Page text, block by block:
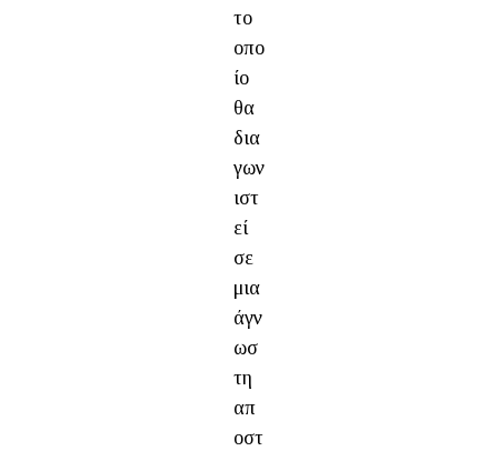
το
οπο
ίο
θα
δια
γων
ιστ
εί
σε
μια
άγν
ωσ
τη
απ
οστ